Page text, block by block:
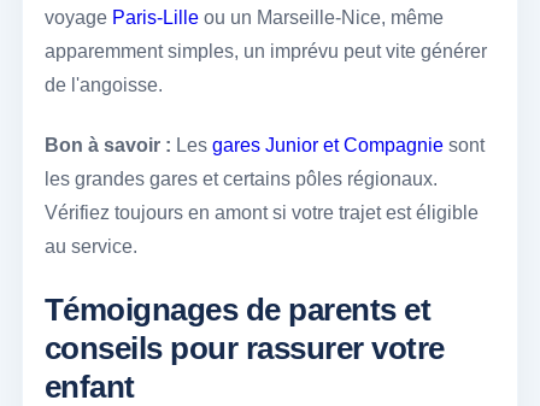
voyage Paris-Lilleou un Marseille-Nice, même
apparemment simples, un imprévu peut vite générer
de l'angoisse.
Bon à savoir : Les gares Junior et Compagniesont
les grandes gares et certains pôles régionaux.
Vérifiez toujours en amont si votre trajet est éligible
au service.
Témoignages de parents et
conseils pour rassurer votre
enfant